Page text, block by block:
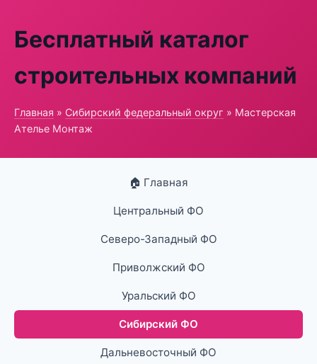
Бесплатный каталог
строительных компаний
Главная » Сибирский федеральный округ » Мастерская
Ателье Монтаж
🏠 Главная
Центральный ФО
Северо-Западный ФО
Приволжский ФО
Уральский ФО
Сибирский ФО
Дальневосточный ФО